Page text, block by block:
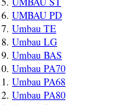
UMBAU PD
Umbau TE
Umbau LG
Umbau BAS
Umbau PA70
Umbau PA68
Umbau PA80